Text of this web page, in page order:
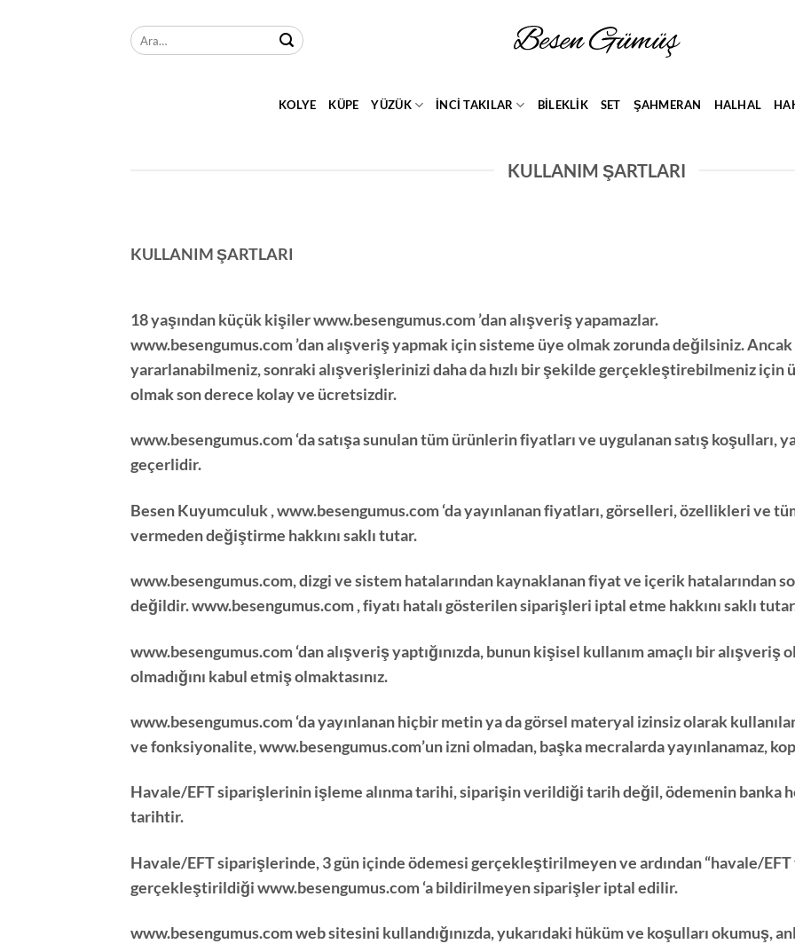
Ara:
KOLYE KÜPE YÜZÜK İNCİ TAKILAR BİLEKLİK SET ŞAHMERAN HALHAL
KULLANIM ŞARTLARI
KULLANIM ŞARTLARI
18 yaşından küçük kişilerwww.besengumus.com’dan alışveriş yapamazlar.
www.besengumus.com’dan alışveriş yapmak için sisteme üye olmak zorunda değilsiniz.
yararlanabilmeniz, sonraki alışverişlerinizi daha da hızlı bir şekilde gerçekleştirebilmeniz için
olmak son derece kolay ve ücretsizdir.
www.besengumus.com‘da satışa sunulan tüm ürünlerin fiyatları ve uygulanan satış koşulları,
geçerlidir.
Besen Kuyumculuk,www.besengumus.com‘da yayınlanan fiyatları, görselleri, özellikleri ve
vermeden değiştirme hakkını saklı tutar.
www.besengumus.com, dizgi ve sistem hatalarından kaynaklanan fiyat ve içerik hatalarından
değildir.www.besengumus.com, fiyatı hatalı gösterilen siparişleri iptal etme hakkını saklı
www.besengumus.com‘dan alışveriş yaptığınızda, bunun kişisel kullanım amaçlı bir alışveriş
olmadığını kabul etmiş olmaktasınız.
www.besengumus.com‘da yayınlanan hiçbir metin ya da görsel materyal izinsiz olarak
ve fonksiyonalite,www.besengumus.com’un izni olmadan, başka mecralarda yayınlanamaz,
Havale/EFT siparişlerinin işleme alınma tarihi, siparişin verildiği tarih değil, ödemenin banka
tarihtir.
Havale/EFT siparişlerinde, 3 gün içinde ödemesi gerçekleştirilmeyen ve ardından “havale/
gerçekleştirildiğiwww.besengumus.com‘a bildirilmeyen siparişler iptal edilir.
www.besengumus.comweb sitesini kullandığınızda, yukarıdaki hüküm ve koşulları okumuş,